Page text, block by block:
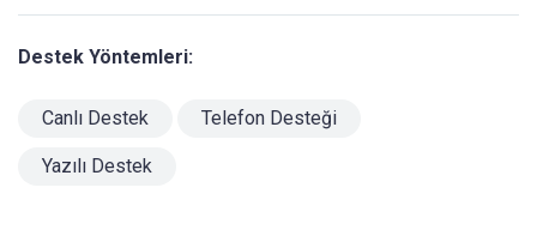
Destek Yöntemleri:
Canlı Destek Telefon Desteği
Yazılı Destek